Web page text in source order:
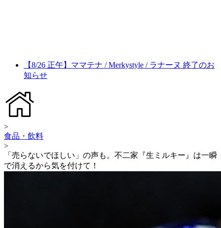
【8/26 正午】ママテナ / Merkystyle / ラナーヌ 終了のお
知らせ
>
食品・飲料
>
「売らないでほしい」の声も。不二家『生ミルキー』は一瞬
で消えるから気を付けて！